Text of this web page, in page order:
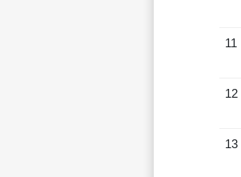
11
12
13